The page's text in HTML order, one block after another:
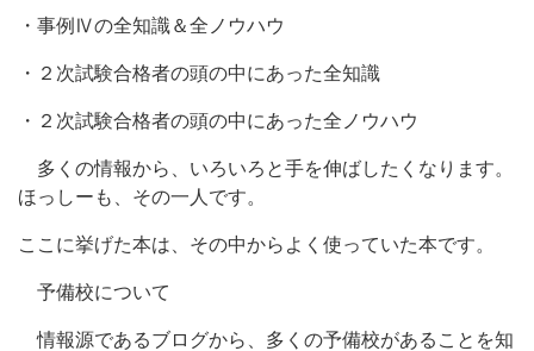
・事例Ⅳの全知識＆全ノウハウ
・２次試験合格者の頭の中にあった全知識
・２次試験合格者の頭の中にあった全ノウハウ
多くの情報から、いろいろと手を伸ばしたくなります。
ほっしーも、その一人です。
ここに挙げた本は、その中からよく使っていた本です。
予備校について
情報源であるブログから、多くの予備校があることを知